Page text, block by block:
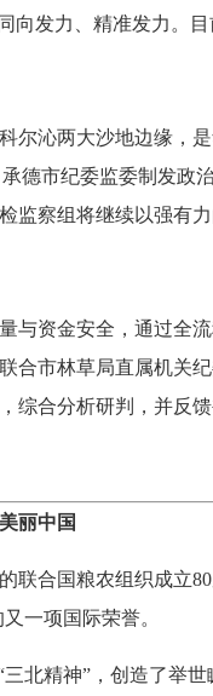
向发力、精准发力。
沁两大沙地边缘，是
德市纪委监委制发
监察组将继续以强有
资金安全，通过全流
合市林草局直属机关
综合分析研判，并反
丽中国
合国粮农组织成立80
一项国际荣誉。
精神”，创造了举世